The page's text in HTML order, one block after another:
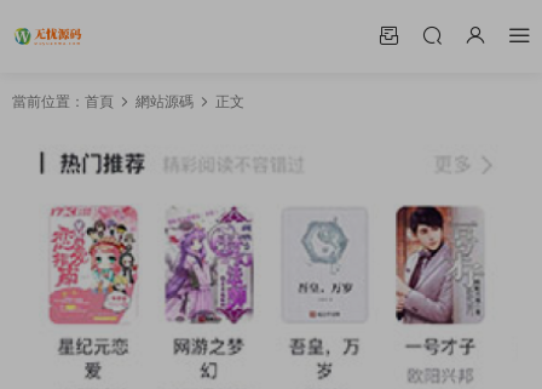
當前位置： 首頁 網站源碼 正文